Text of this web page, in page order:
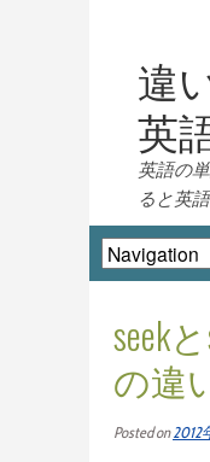
違
英
英語の
ると英
seek
の違
Posted on2012